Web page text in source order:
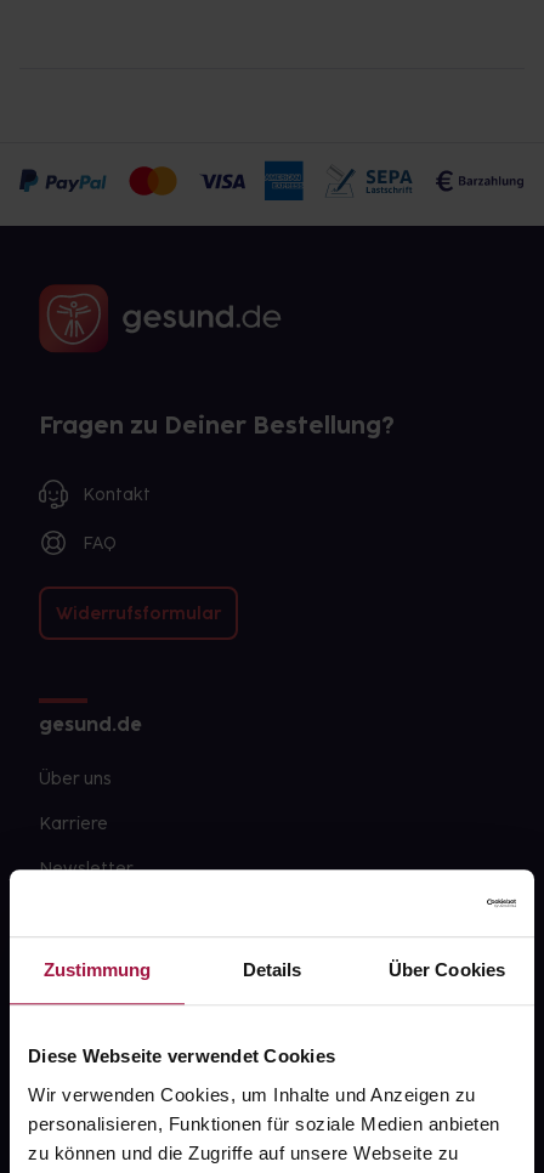
Zustimmung Details Über Cookies
Diese Webseite verwendet Cookies
Wir verwenden Cookies, um Inhalte und Anzeigen zu
personalisieren, Funktionen für soziale Medien anbieten
zu können und die Zugriffe auf unsere Webseite zu
Fragen zu Deiner Bestellung?
Kontakt
FAQ
Widerrufsformular
gesund.de
Über uns
Karriere
Newsletter
PAYBACK
gesund-versorger.de
Sanitätshäuser
Datenschutz